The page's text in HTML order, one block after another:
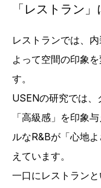
「レストラン
レストランでは、
よって空間の印象
す。
USENの研究では
「高級感」を印象
ルなR&Bが「心地
えています。
一口にレストラン